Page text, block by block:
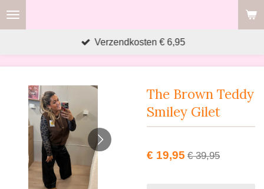
Ga
direct
Verzendkosten € 6,95
The Brown Teddy
Smiley Gilet
€ 19,95 € 39,95